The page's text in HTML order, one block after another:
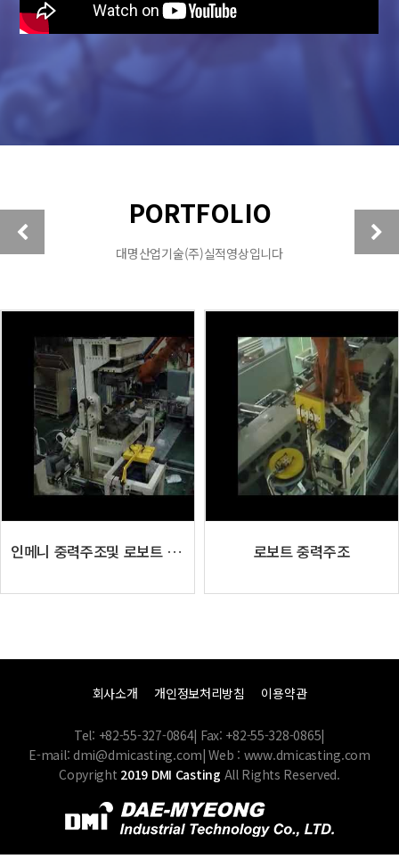
PORTFOLIO
대명산업기술(주)실적영상입니다
인메니 중력주조및 로보트 코아 세팅 로보트 중력주조
회사소개 개인정보처리방침 이용약관
Tel: +82-55-327-0864| Fax: +82-55-328-0865|
E-mail: dmi@dmicasting.com|Web : www.dmicasting.com
Copyright 2019 DMI Casting All Rights Reserved.